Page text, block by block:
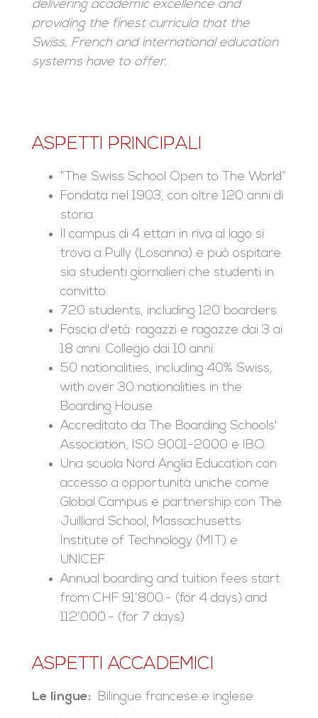
delivering academic excellence and
providing the finest curricula that the
Swiss, French and international education
systems have to offer.
ASPETTI PRINCIPALI
”The Swiss School Open to The World”
Fondata nel 1903, con oltre 120 anni di
storia.
Il campus di 4 ettari in riva al lago si
trova a Pully (Losanna) e può ospitare
sia studenti giornalieri che studenti in
convitto.
720 students, including 120 boarders.
Fascia d'età: ragazzi e ragazze dai 3 ai
18 anni. Collegio dai 10 anni.
50 nationalities, including 40% Swiss,
with over 30 nationalities in the
Boarding House.
Accreditato da The Boarding Schools'
Association, ISO 9001-2000 e IBO.
Una scuola Nord Anglia Education con
accesso a opportunità uniche come
Global Campus e partnership con The
Juilliard School, Massachusetts
Institute of Technology (MIT) e
UNICEF.
Annual boarding and tuition fees start
from CHF 91’800.- (for 4 days) and
112’000.- (for 7 days)
ASPETTI ACCADEMICI
Le lingue: Bilingue francese e inglese.